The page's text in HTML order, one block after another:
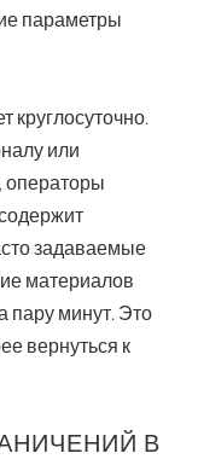
параметры
круглосуточно.
или
операторы
задаваемые
материалов
пару минут. Это
вернуться к
В